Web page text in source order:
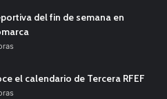
del fin de semana en
el calendario de Tercera RFEF